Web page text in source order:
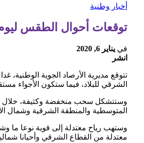
أخبار وطنية
توقعات أحوال الطقس ليوم غد
فييناير 6, 2020
انشر
الشرقي للبلاد، فيما ستكون الأجواء
وستتشكل سحب منخفضة وكثيفة، خلال
المتوسطية والمنطقة الشرقية وشمال
وستهب رياح معتدلة إلى قوية نوعا ما
معتدلة من القطاع الشرقي وأحيانا